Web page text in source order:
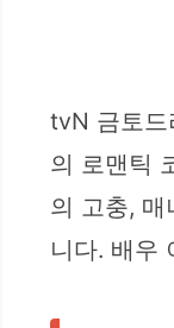
tvN 금토드
의 로맨틱
의 고충,
니다. 배우